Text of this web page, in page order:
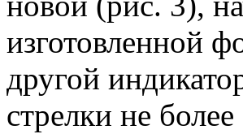
изготовленной
другой
стрелки не